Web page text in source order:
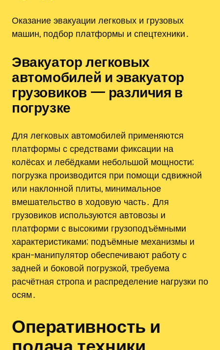
Оказание эвакуации легковых и грузовых
машин, подбор платформы и спецтехники․
Эвакуатор легковых
автомобилей и эвакуатор
грузовиков — различия в
погрузке
Для легковых автомобилей применяются
платформы с средствами фиксации на
колёсах и лебёдками небольшой мощности;
погрузка производится при помощи сдвижной
или наклонной плиты, минимальное
вмешательство в ходовую часть․ Для
грузовиков используются автовозы и
платформи с высокими грузоподъёмными
характеристиками; подъёмные механизмы и
кран-манипулятор обеспечивают работу с
задней и боковой погрузкой, требуема
расчётная стропа и распределение нагрузки по
осям․
Оперативность и
подача техники